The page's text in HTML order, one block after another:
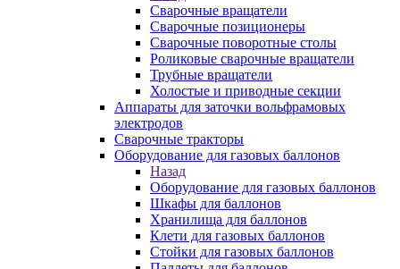
Сварочные вращатели
Сварочные позиционеры
Сварочные поворотные столы
Роликовые сварочные вращатели
Трубные вращатели
Холостые и приводные секции
Аппараты для заточки вольфрамовых
электродов
Сварочные тракторы
Оборудование для газовых баллонов
Назад
Оборудование для газовых баллонов
Шкафы для баллонов
Хранилища для баллонов
Клети для газовых баллонов
Стойки для газовых баллонов